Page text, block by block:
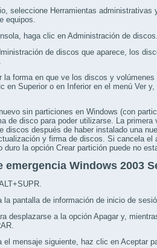
seleccione Herramientas administrativas
equipos.
haga clic en Administración de
de discos que aparece, los
la forma en que ve los discos y
en Superior o en Inferior en el menú Ver
sin particiones en Windows (con
de disco para poder utilizarse. La
discos después de haber instalado una
y firma de discos. Si cancela el
duro la opción Crear partición puede no
emergencia Windows 2003
la pantalla de información de inicio de
desplazarse a la opción Apagar y,
el mensaje siguiente, haz clic en Aceptar